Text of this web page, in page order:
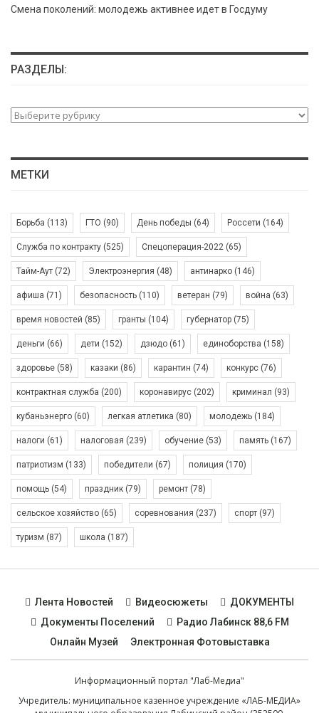
Смена поколений: молодежь активнее идет в Госдуму
РАЗДЕЛЫ:
Разделы:
МЕТКИ
Борьба (113) ГТО (90) День победы (64) Россети (164)
Служба по контракту (525) Спецоперация-2022 (65)
Тайм-Аут (72) Электроэнергия (48) антинарко (146)
афиша (71) безопасность (110) ветеран (79) война (63)
время новостей (85) гранты (104) губернатор (75)
деньги (66) дети (152) дзюдо (61) единоборства (158)
здоровье (58) казаки (86) карантин (74) конкурс (76)
контрактная служба (200) коронавирус (202) криминал (93)
кубаньэнерго (60) легкая атлетика (80) молодежь (184)
налоги (61) налоговая (239) обучение (53) память (167)
патриотизм (133) победители (67) полиция (170)
помощь (54) праздник (79) ремонт (78)
сельское хозяйство (65) соревнования (237) спорт (97)
туризм (87) школа (187)
Лента Новостей Видеосюжеты
ДОКУМЕНТЫ
Документы Поселений
Радио Лабинск 88,6 FM
Онлайн Музей
Электронная Фотовыставка
Информационный портал "Лаб-Медиа"
Учредитель: муниципальное казенное учреждение «ЛАБ-МЕДИА»